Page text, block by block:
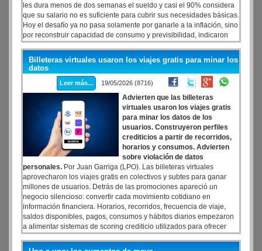
les dura menos de dos semanas el sueldo y casi el 90% considera
que su salario no es suficiente para cubrir sus necesidades básicas.
Hoy el desafío ya no pasa solamente por ganarle a la inflación, sino
por reconstruir capacidad de consumo y previsibilidad, indicaron
desde el informe. Específicamente esos resultados se desprenden
del estudio ¿Qué pasa con el salario? de Bumeran, uno de los
portales de empleo de Latinoamérica. Además el 74% de los
talentos considera que su poder adquisitivo empeoró en los últimos
meses. Este indicador se encuentra 16 puntos porcentuales por
encima del estudio en 2025, cuando el 58% de los talentos lo
Billeteras virtuales usaron los viajes gratis para minar los
datos
Leer más... 19/05/2026 (8716)
Advierten que las billeteras
virtuales usaron los viajes gratis
para minar los datos de los
usuarios. Construyeron perfiles
crediticios a partir de recorridos,
horarios y consumos. Advierten
sobre violación de datos
personales. Por Juan Garriga (LPO). Las billeteras virtuales
aprovecharon los viajes gratis en colectivos y subtes para ganar
millones de usuarios. Detrás de las promociones apareció un
negocio silencioso: convertir cada movimiento cotidiano en
información financiera. Horarios, recorridos, frecuencia de viaje,
saldos disponibles, pagos, consumos y hábitos diarios empezaron
a alimentar sistemas de scoring crediticio utilizados para ofrecer
préstamos, ajustar límites y medir riesgo. Empresas como Mercado
Pago, Uala y Naranja X, lanzaron promociones muy agresivas de